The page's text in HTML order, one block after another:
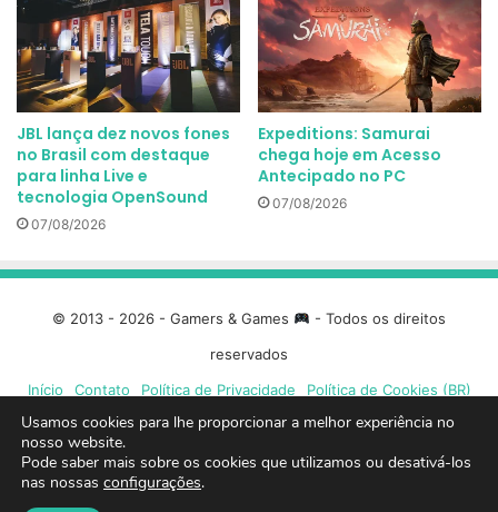
JBL lança dez novos fones
no Brasil com destaque
para linha Live e
tecnologia OpenSound
07/08/2026
Expeditions: Samurai
chega hoje em Acesso
Antecipado no PC
07/08/2026
© 2013 - 2026 - Gamers & Games
- Todos os direitos
reservados
Início
Contato Política de Privacidade Política de Cookies (BR)
Facebook
X
Usamos cookies para lhe proporcionar a melhor experiência no
nosso website.
Pode saber mais sobre os cookies que utilizamos ou desativá-los
nas nossas configurações.